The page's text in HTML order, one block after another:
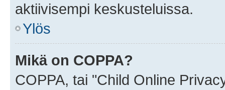
aktiivisempi keskusteluissa.
Ylös
Mikä on COPPA?
COPPA, tai "Child Online